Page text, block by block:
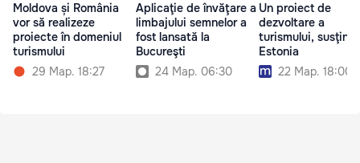
Moldova și România
vor să realizeze
proiecte în domeniul
turismului
29 Мар. 18:27
Aplicaţie de învăţare a
limbajului semnelor a
fost lansată la
Bucureşti
24 Мар. 06:30
Un proiect de
dezvoltare a
turismului,
Estonia
22 Мар. 18:00